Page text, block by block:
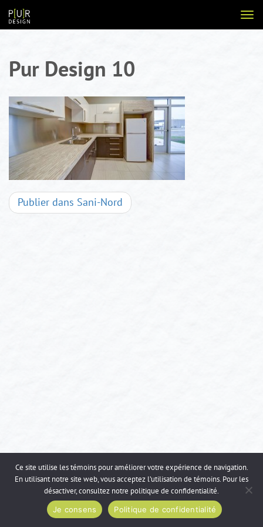
contenu
Pur Design 10
Navigation
Publier dans Sani-Nord
Voir
Ce site utilise les témoins pour améliorer votre expérience de navigation.
En utilisant notre site web, vous acceptez l’utilisation de témoins. Pour les
désactiver, consultez notre politique de confidentialité.
Je consens
Politique de confidentialité